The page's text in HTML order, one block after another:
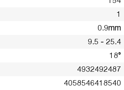
1
0.9mm
9.5 - 25.4
18°
4932492487
4058546418540